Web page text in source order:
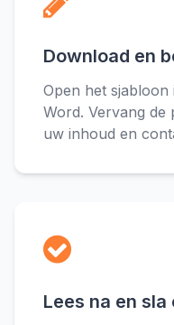
Download en
Open het
Word. Vervang de
uw inhoud en
Lees na en sla